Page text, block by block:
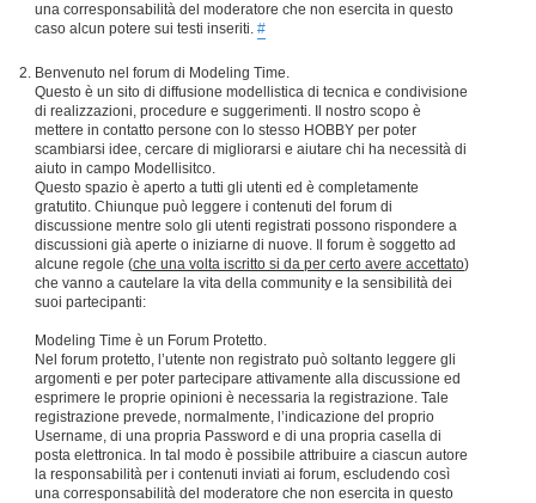
una corresponsabilità del moderatore che non esercita in questo
caso alcun potere sui testi inseriti. #
Benvenuto nel forum di Modeling Time.
Questo è un sito di diffusione modellistica di tecnica e condivisione
di realizzazioni, procedure e suggerimenti. Il nostro scopo è
mettere in contatto persone con lo stesso HOBBY per poter
scambiarsi idee, cercare di migliorarsi e aiutare chi ha necessità di
aiuto in campo Modellisitco.
Questo spazio è aperto a tutti gli utenti ed è completamente
gratutito. Chiunque può leggere i contenuti del forum di
discussione mentre solo gli utenti registrati possono rispondere a
discussioni già aperte o iniziarne di nuove. Il forum è soggetto ad
alcune regole (che una volta iscritto si da per certo avere accettato)
che vanno a cautelare la vita della community e la sensibilità dei
suoi partecipanti:
Modeling Time è un Forum Protetto.
Nel forum protetto, l’utente non registrato può soltanto leggere gli
argomenti e per poter partecipare attivamente alla discussione ed
esprimere le proprie opinioni è necessaria la registrazione. Tale
registrazione prevede, normalmente, l’indicazione del proprio
Username, di una propria Password e di una propria casella di
posta elettronica. In tal modo è possibile attribuire a ciascun autore
la responsabilità per i contenuti inviati ai forum, escludendo così
una corresponsabilità del moderatore che non esercita in questo